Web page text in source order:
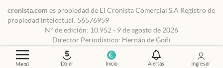
Menú Dolar Inicio Alertas Ingresar
cronista.com es propiedad de El Cronista Comercial S.A Registro de
propiedad intelectual: 56576959
N° de edición: 10.952 - 9 de agosto de 2026
Director Periodístico: Hernán de Goñi